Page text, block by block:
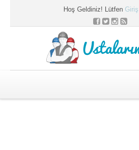
Hoş Geldiniz! Lütfen Giriş